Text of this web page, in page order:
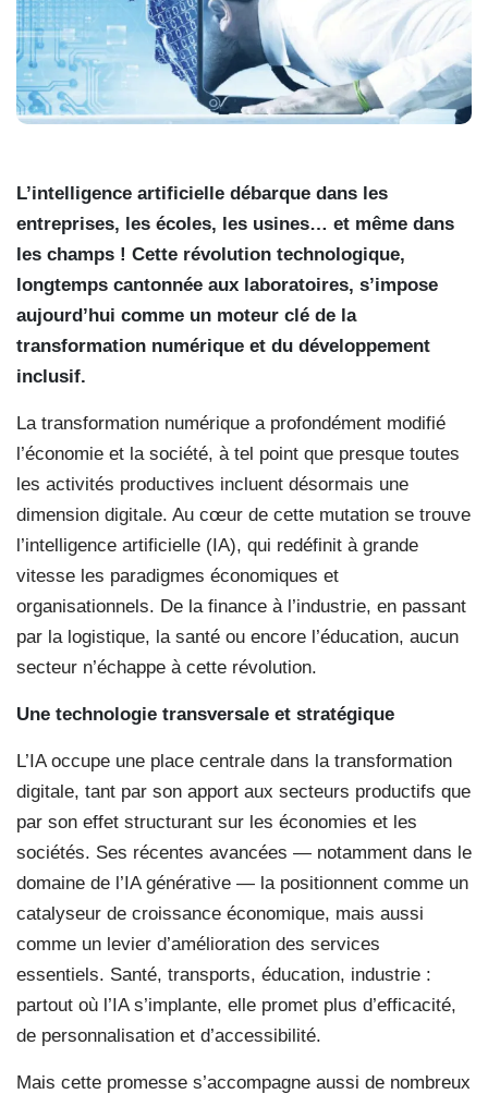
L’intelligence artificielle débarque dans les
entreprises, les écoles, les usines… et même dans
les champs ! Cette révolution technologique,
longtemps cantonnée aux laboratoires, s’impose
aujourd’hui comme un moteur clé de la
transformation numérique et du développement
inclusif.
La transformation numérique a profondément modifié
l’économie et la société, à tel point que presque toutes
les activités productives incluent désormais une
dimension digitale. Au cœur de cette mutation se trouve
l’intelligence artificielle (IA), qui redéfinit à grande
vitesse les paradigmes économiques et
organisationnels. De la finance à l’industrie, en passant
par la logistique, la santé ou encore l’éducation, aucun
secteur n’échappe à cette révolution.
Une technologie transversale et stratégique
L’IA occupe une place centrale dans la transformation
digitale, tant par son apport aux secteurs productifs que
par son effet structurant sur les économies et les
sociétés. Ses récentes avancées — notamment dans le
domaine de l’IA générative — la positionnent comme un
catalyseur de croissance économique, mais aussi
comme un levier d’amélioration des services
essentiels. Santé, transports, éducation, industrie :
partout où l’IA s’implante, elle promet plus d’efficacité,
de personnalisation et d’accessibilité.
Mais cette promesse s’accompagne aussi de nombreux